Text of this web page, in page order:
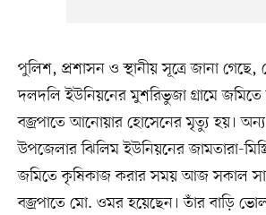
পুলিশ, প্রশাসন ও স্থানীয় সূত্রে জানা
দলদলি ইউনিয়নের মুশরিভুজা গ্রামে
বজ্রপাতে আনোয়ার হোসেনের মৃত্যু হয়।
উপজেলার ঝিলিম ইউনিয়নের জামতারা-
জমিতে কৃষিকাজ করার সময় আজ সকাল
বজ্রপাতে মো. ওমর হয়েছেন। তাঁর বাড়ি